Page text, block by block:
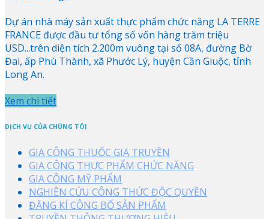
Dự án nhà máy sản xuất thực phẩm chức năng LA TERRE
FRANCE được đầu tư tổng số vốn hàng trăm triệu
USD...trên diện tích 2.200m vuông tại số 08A, đường Bờ
Đai, ấp Phù Thành, xã Phước Lý, huyện Cần Giuộc, tỉnh
Long An.
Xem chi tiết
DỊCH VỤ CỦA CHÚNG TÔI
GIA CÔNG THUỐC GIA TRUYỀN
GIA CÔNG THỰC PHẨM CHỨC NĂNG
GIA CÔNG MỸ PHẨM
NGHIÊN CỨU CÔNG THỨC ĐỘC QUYỀN
ĐĂNG KÍ CÔNG BỐ SẢN PHẨM